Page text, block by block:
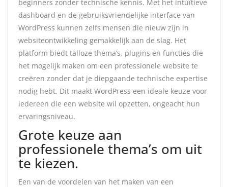
beginners zonder technische kennis. Met het intuïtieve
dashboard en de gebruiksvriendelijke interface van
WordPress kunnen zelfs mensen die nieuw zijn in
websiteontwikkeling gemakkelijk aan de slag. Het
platform biedt talloze thema’s, plugins en functies die
het mogelijk maken om een professionele website te
creëren zonder dat je diepgaande technische expertise
nodig hebt. Dit maakt WordPress een ideale keuze voor
iedereen die een website wil opzetten, ongeacht hun
ervaringsniveau.
Grote keuze aan
professionele thema’s om uit
te kiezen.
Een van de voordelen van het maken van een